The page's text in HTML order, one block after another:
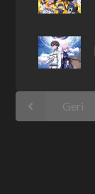
Geri